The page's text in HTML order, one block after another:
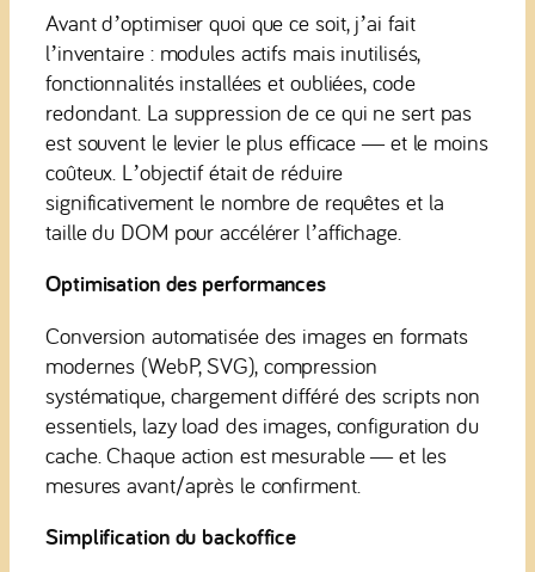
Avant d’optimiser quoi que ce soit, j’ai fait
l’inventaire : modules actifs mais inutilisés,
fonctionnalités installées et oubliées, code
redondant. La suppression de ce qui ne sert pas
est souvent le levier le plus efficace — et le moins
coûteux. L’objectif était de réduire
significativement le nombre de requêtes et la
taille du DOM pour accélérer l’affichage.
Optimisation des performances
Conversion automatisée des images en formats
modernes (WebP, SVG), compression
systématique, chargement différé des scripts non
essentiels, lazy load des images, configuration du
cache. Chaque action est mesurable — et les
mesures avant/après le confirment.
Simplification du backoffice